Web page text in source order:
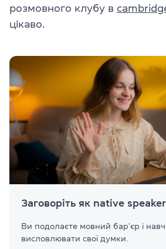
розмовного клубу в
цікаво.
Заговоріть як native
Ви подолаєте мовний бар'єр і
висловлювати свої думки.